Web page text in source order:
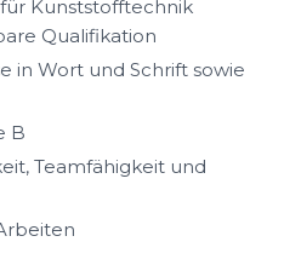
Kunststofftechnik
Qualifikation
in Wort und Schrift sowie
B
Teamfähigkeit und